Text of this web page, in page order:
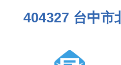
404327 台中市